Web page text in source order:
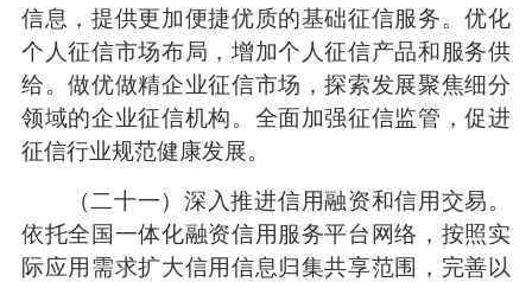
信息，提供更加便捷优质的基础征信服务。优化
个人征信市场布局，增加个人征信产品和服务供
给。做优做精企业征信市场，探索发展聚焦细分
领域的企业征信机构。全面加强征信监管，促进
征信行业规范健康发展。
（二十一）深入推进信用融资和信用交易。
依托全国一体化融资信用服务平台网络，按照实
际应用需求扩大信用信息归集共享范围，完善以